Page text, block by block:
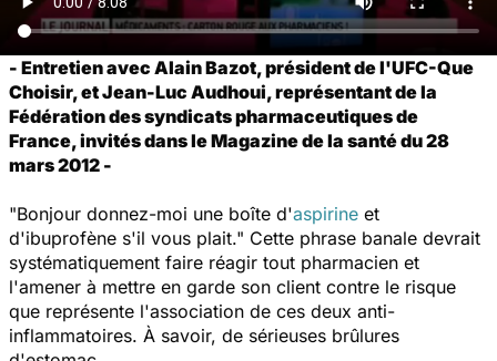
- Entretien avec Alain Bazot, président de l'UFC-Que
Choisir, et Jean-Luc Audhoui, représentant de la
Fédération des syndicats pharmaceutiques de
France, invités dans le Magazine de la santé du 28
mars 2012 -
"Bonjour donnez-moi une boîte d'aspirine et
d'ibuprofène s'il vous plait." Cette phrase banale devrait
systématiquement faire réagir tout pharmacien et
l'amener à mettre en garde son client contre le risque
que représente l'association de ces deux anti-
inflammatoires. À savoir, de sérieuses brûlures